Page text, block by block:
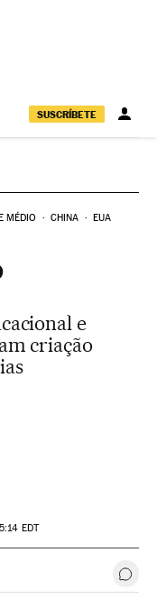
SUSCRÍBETE
MÉDIO CHINA EUA
e
criação
EDT